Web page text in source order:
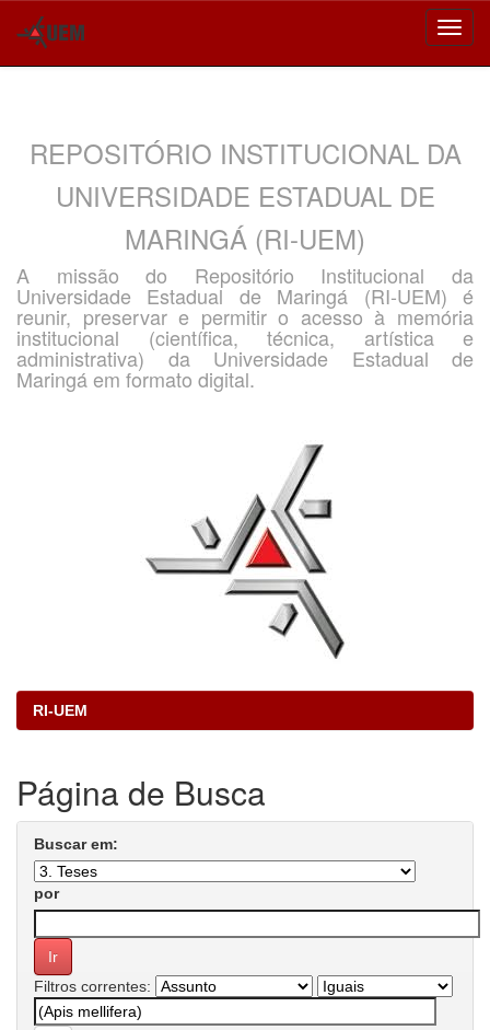
REPOSITÓRIO INSTITUCIONAL DA
UNIVERSIDADE ESTADUAL DE
MARINGÁ (RI-UEM)
A missão do Repositório Institucional da
Universidade Estadual de Maringá (RI-UEM) é
reunir, preservar e permitir o acesso à memória
institucional (científica, técnica, artística e
administrativa) da Universidade Estadual de
Maringá em formato digital.
RI-UEM
Página de Busca
Buscar em:
por
Filtros correntes: